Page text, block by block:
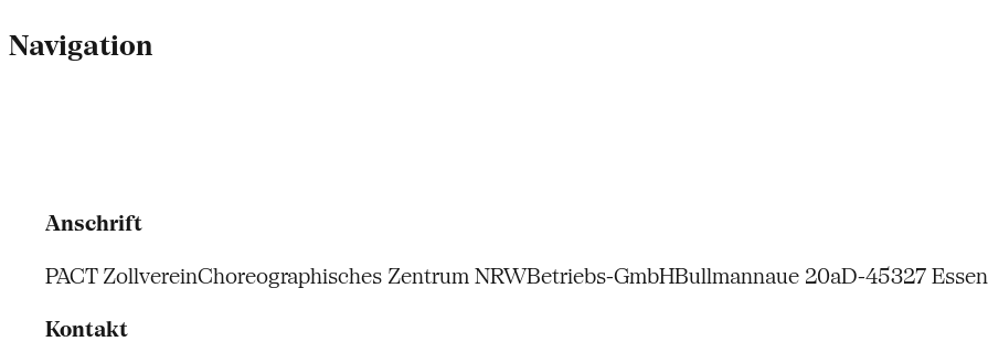
Navigation
Anschrift
PACT ZollvereinChoreographisches Zentrum NRWBetriebs-GmbHBullmannaue 20aD-45327 Essen
Kontakt